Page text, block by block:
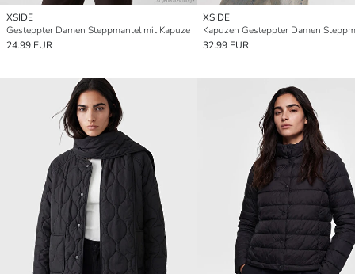
XSIDE
Gesteppter Damen Steppmantel mit Kapuze
24.99 EUR
XSIDE
Kapuzen Gesteppter Damen
32.99 EUR